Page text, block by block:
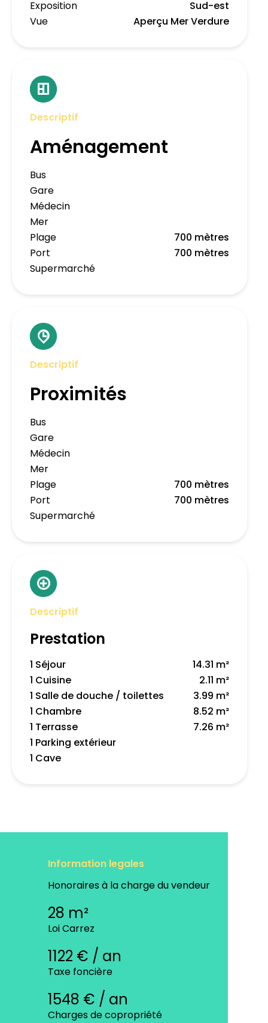
Exposition
Sud-est
Vue
Aperçu Mer Verdure
Descriptif
Aménagement
Bus
Gare
Médecin
Mer
Plage
700 mètres
Port
700 mètres
Supermarché
Descriptif
Proximités
Bus
Gare
Médecin
Mer
Plage
700 mètres
Port
700 mètres
Supermarché
Descriptif
Prestation
1 Séjour
14.31 m²
1 Cuisine
2.11 m²
1 Salle de douche / toilettes
3.99 m²
1 Chambre
8.52 m²
1 Terrasse
7.26 m²
1 Parking extérieur
1 Cave
Information legales
Honoraires à la charge du vendeur
28 m²
Loi Carrez
1122 € / an
Taxe foncière
1548 € / an
Charges de copropriété